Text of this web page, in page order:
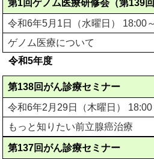
第1回ゲノム医療研修会（第139
令和6年5月1日（水曜日） 18:00
ゲノム医療について
令和5年度
第138回がん診療セミナー
令和6年2月29日（木曜日）
もっと知りたい前立腺癌治療
第137回がん診療セミナー